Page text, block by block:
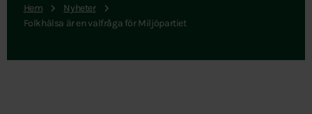
Hem
Nyheter
Folkhälsa är en valfråga för Miljöpartiet